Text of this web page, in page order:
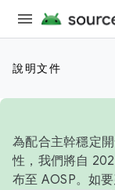
說明文件
為配合主幹穩定
性，我們將自
布至 AOSP。如